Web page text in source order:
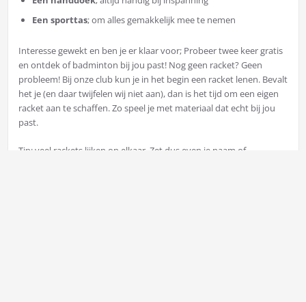
Een sporttas; om alles gemakkelijk mee te nemen
Interesse gewekt en ben je er klaar voor; Probeer twee keer gratis
en ontdek of badminton bij jou past! Nog geen racket? Geen
probleem! Bij onze club kun je in het begin een racket lenen. Bevalt
het je (en daar twijfelen wij niet aan), dan is het tijd om een eigen
racket aan te schaffen. Zo speel je met materiaal dat echt bij jou
past.
Tip: veel rackets lijken op elkaar. Zet dus even je naam of